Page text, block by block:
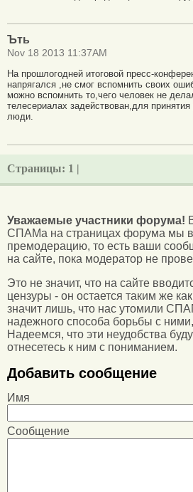
Ъть
Nov 18 2013 11:37AM
На прошлогодней итоговой пресс-
напрягался ,не смог вспомнить своих
можно вспомнить то,чего человек не
телесериалах задействован,для
люди.
Страницы: 1 |
Уважаемые участники форума!
СПАМа на страницах форума мы
премодерацию, то есть ваши
на сайте, пока модератор не
Это не значит, что на сайте
цензуры - он остается таким же
значит лишь, что нас утомили
надежного способа борьбы с
Надеемся, что эти неудобства
отнесетесь к ним с пониманием.
Добавить сообщение
Имя
Сообщение